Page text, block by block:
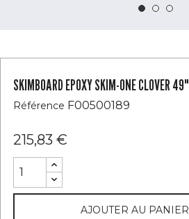
SKIMBOARD EPOXY SKIM-ONE CLOVER 49"
Référence F00500189
215,83 €
AJOUTER AU PANIER